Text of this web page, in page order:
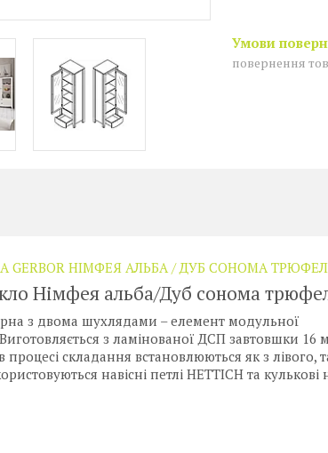
повернення
НІМФЕЯ АЛЬБА / ДУБ СОНОМА
Німфея альба/Дуб сонома
з двома шухлядами – елемент модульної
з ламінованої ДСП завтовшки 16
складання встановлюються як з лівого,
навісні петлі HETTICH та кулькові